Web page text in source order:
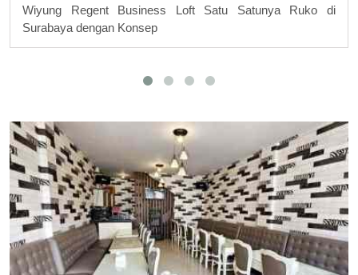
Wiyung Regent Business Loft Satu Satunya Ruko di
Surabaya dengan Konsep